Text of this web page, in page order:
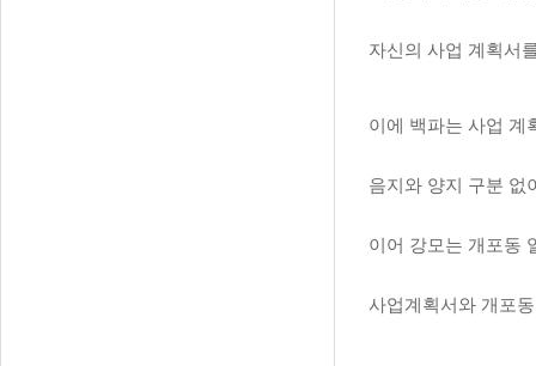
자신의 사업 계획서
이에 백파는 사업 계
음지와 양지 구분 없
이어 강모는 개포동
사업계획서와 개포